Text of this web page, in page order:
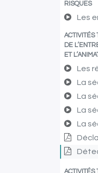
RISQUES
Les
ACTIVITÉS
DE
ET
Les
La
La
La
La
Détecter des